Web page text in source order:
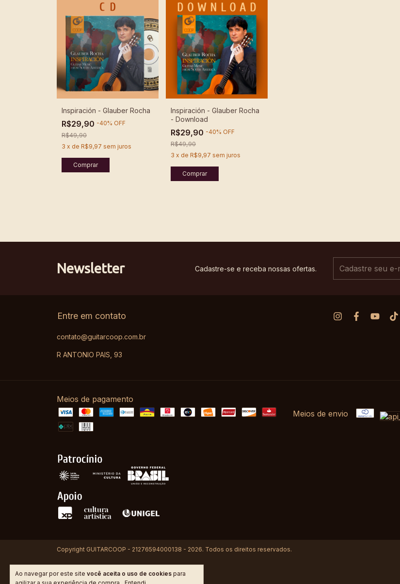
Ao navegar por este site você aceita o uso de cookies para
Inspiración - Glauber Rocha
R$29,90 -40% OFF
R$49,90
3 x de R$9,97 sem juros
Inspiración - Glauber Rocha
- Download
R$29,90 -40% OFF
R$49,90
3 x de R$9,97 sem juros
Newsletter Cadastre-se e receba nossas ofertas.
Entre em contato
contato@guitarcoop.com.br
R ANTONIO PAIS, 93
Meios de pagamento
Meios de envio
Copyright GUITARCOOP - 21276594000138 - 2026. Todos os direitos reservados.